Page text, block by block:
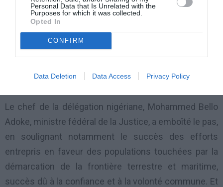
Personal Data that Is Unrelated with the
Purposes for which it was collected.
Opted In
CONFIRM
Data Deletion Data Access Privacy Policy
pour souhaiter qu’avec l’appui de la coopération
internationale, des solutions appropriées soient
recherchées afin de faire face aux menaces sur la
paix que représentent la piraterie maritime, les
frontière commune.
Le chef de la délégation nigériane, Mohammed Bello
Adoke, ministre fédéral de la Justice, a emboîté le pas,
en soulignant notamment le succès des efforts
entrepris en faveur des populations touchées par la
démarcation de la frontière terrestre et maritime,
succès dû à la confiance et à la volonté commune. Et